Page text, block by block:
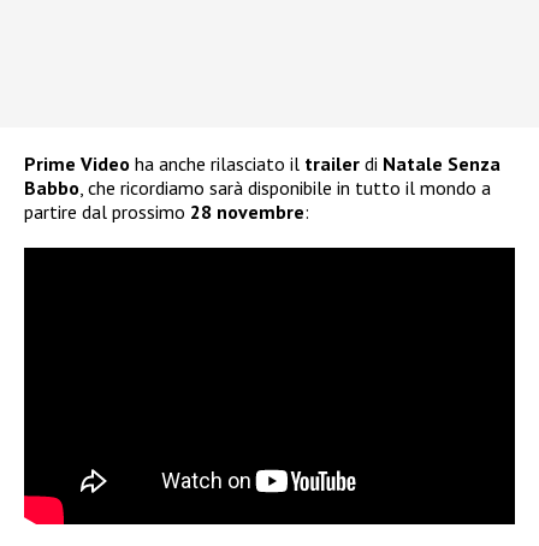
Prime Video ha anche rilasciato il trailer di Natale Senza
Babbo, che ricordiamo sarà disponibile in tutto il mondo a
partire dal prossimo 28 novembre: